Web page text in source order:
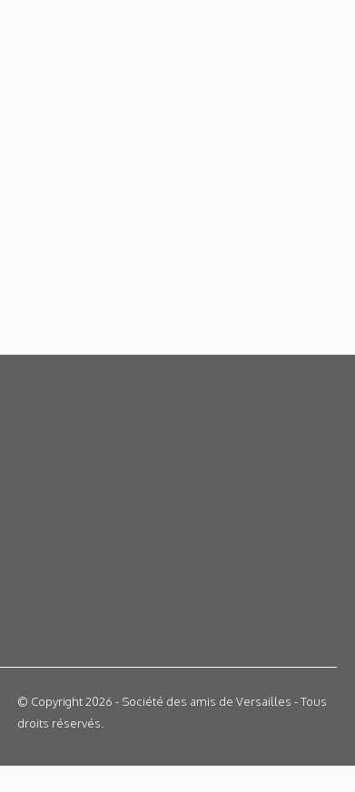
© Copyright 2026 - Société des amis de Versailles - Tous
droits réservés.